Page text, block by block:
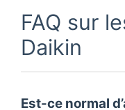
FAQ sur
Daikin
Est-ce normal